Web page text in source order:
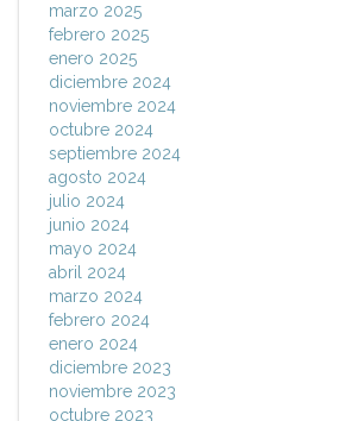
marzo 2025
febrero 2025
enero 2025
diciembre 2024
noviembre 2024
octubre 2024
septiembre 2024
agosto 2024
julio 2024
junio 2024
mayo 2024
abril 2024
marzo 2024
febrero 2024
enero 2024
diciembre 2023
noviembre 2023
octubre 2023